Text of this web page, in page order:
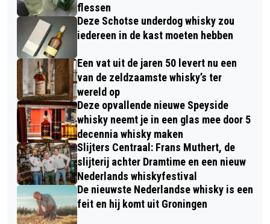
flessen
Deze Schotse underdog whisky zou
iedereen in de kast moeten hebben
Een vat uit de jaren 50 levert nu een
van de zeldzaamste whisky’s ter
wereld op
Deze opvallende nieuwe Speyside
whisky neemt je in een glas mee door 5
decennia whisky maken
Slijters Centraal: Frans Muthert, de
slijterij achter Dramtime en een nieuw
Nederlands whiskyfestival
De nieuwste Nederlandse whisky is een
feit en hij komt uit Groningen